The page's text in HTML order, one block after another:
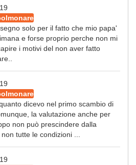
solo per il fatto che mio papa'
e forse proprio perche non mi
i motivi del non aver fatto
dicevo nel primo scambio di
la valutazione anche per
non può prescindere dalla
tutte le condizioni ...